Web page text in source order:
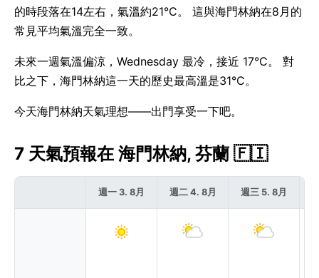
的時段落在14左右，氣溫約21°C。 這與海門林納在8月的
常見平均氣溫完全一致。
未來一週氣溫偏涼，Wednesday 最冷，接近 17°C。 對
比之下，海門林納這一天的歷史最高溫是31°C。
今天海門林納天氣理想——出門享受一下吧。
7 天氣預報在 海門林納, 芬蘭 🇫🇮
週一 3. 8月 週二 4. 8月 週三 5. 8月